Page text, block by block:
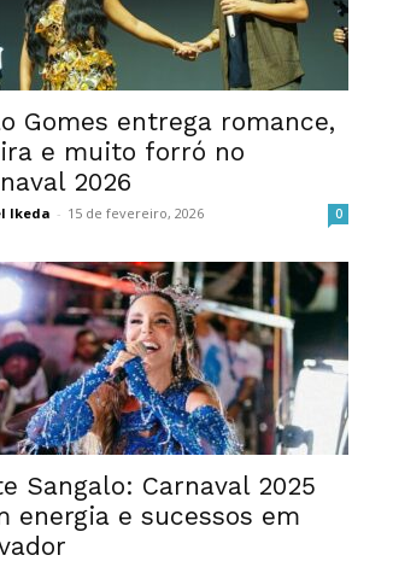
Gomes entrega romance,
e muito forró no
2026
Ikeda - 15 de fevereiro, 2026 0
Sangalo: Carnaval 2025
energia e sucessos em